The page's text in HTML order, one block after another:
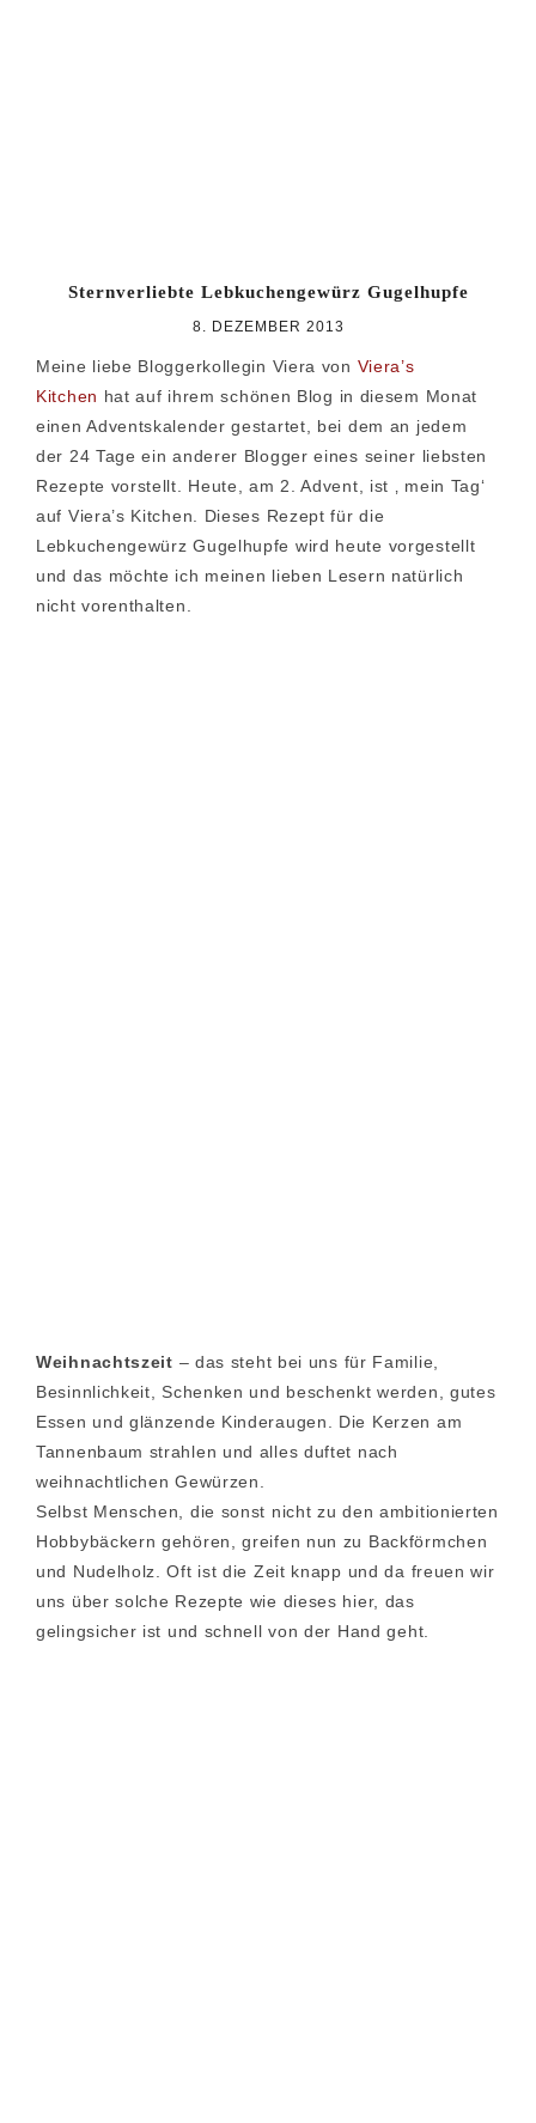
Sternverliebte Lebkuchengewürz Gugelhupfe
8. DEZEMBER 2013
Meine liebe Bloggerkollegin Viera von Viera’s
Kitchen hat auf ihrem schönen Blog in diesem Monat
einen Adventskalender gestartet, bei dem an jedem
der 24 Tage ein anderer Blogger eines seiner liebsten
Rezepte vorstellt. Heute, am 2. Advent, ist ‚ mein Tag‘
auf Viera’s Kitchen. Dieses Rezept für die
Lebkuchengewürz Gugelhupfe wird heute vorgestellt
und das möchte ich meinen lieben Lesern natürlich
nicht vorenthalten.
Weihnachtszeit – das steht bei uns für Familie,
Besinnlichkeit, Schenken und beschenkt werden, gutes
Essen und glänzende Kinderaugen. Die Kerzen am
Tannenbaum strahlen und alles duftet nach
weihnachtlichen Gewürzen.
Selbst Menschen, die sonst nicht zu den ambitionierten
Hobbybäckern gehören, greifen nun zu Backförmchen
und Nudelholz. Oft ist die Zeit knapp und da freuen wir
uns über solche Rezepte wie dieses hier, das
gelingsicher ist und schnell von der Hand geht.